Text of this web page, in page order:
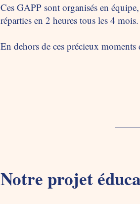
Ces GAPP sont organisés en
réparties en 2 heures tous les 4 mois.
En dehors de ces précieux moments
Notre projet